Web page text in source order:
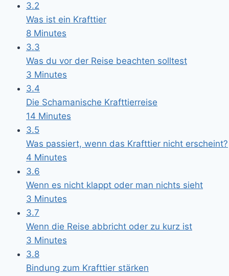
3.2
Was ist ein Krafttier
8 Minutes
3.3
Was du vor der Reise beachten solltest
3 Minutes
3.4
Die Schamanische Krafttierreise
14 Minutes
3.5
Was passiert, wenn das Krafttier nicht erscheint?
4 Minutes
3.6
Wenn es nicht klappt oder man nichts sieht
3 Minutes
3.7
Wenn die Reise abbricht oder zu kurz ist
3 Minutes
3.8
Bindung zum Krafttier stärken